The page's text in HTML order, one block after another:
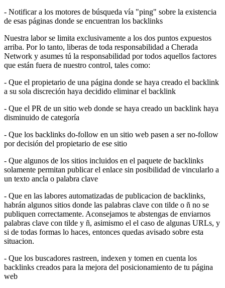
- Notificar a los motores de búsqueda vía "ping" sobre la existencia
de esas páginas donde se encuentran los backlinks
Nuestra labor se limita exclusivamente a los dos puntos expuestos
arriba. Por lo tanto, liberas de toda responsabilidad a Cherada
Network y asumes tú la responsabilidad por todos aquellos factores
que están fuera de nuestro control, tales como:
- Que el propietario de una página donde se haya creado el backlink
a su sola discreción haya decidido eliminar el backlink
- Que el PR de un sitio web donde se haya creado un backlink haya
disminuido de categoría
- Que los backlinks do-follow en un sitio web pasen a ser no-follow
por decisión del propietario de ese sitio
- Que algunos de los sitios incluidos en el paquete de backlinks
solamente permitan publicar el enlace sin posibilidad de vincularlo a
un texto ancla o palabra clave
- Que en las labores automatizadas de publicacion de backlinks,
habrán algunos sitios donde las palabras clave con tilde o ñ no se
publiquen correctamente. Aconsejamos te abstengas de enviarnos
palabras clave con tilde y ñ, asimismo el el caso de algunas URLs, y
si de todas formas lo haces, entonces quedas avisado sobre esta
situacion.
- Que los buscadores rastreen, indexen y tomen en cuenta los
backlinks creados para la mejora del posicionamiento de tu página
web